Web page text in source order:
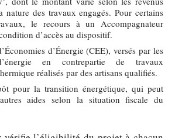
nature des travaux engagés. Pour certains
le recours à un Accompagnateur
d’accès au dispositif.
d’Énergie (CEE), versés par les
en contrepartie de travaux
réalisés par des artisans qualifiés.
pour la transition énergétique, qui peut
aides selon la situation fiscale du